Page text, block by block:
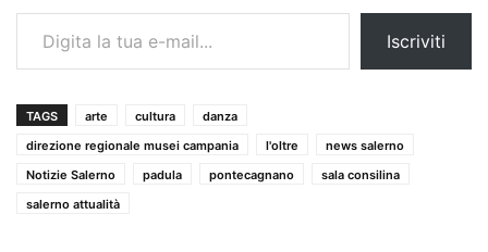
Digita la tua e-mail...
Iscriviti
TAGS arte cultura
danza
direzione regionale musei campania
l'oltre
news salerno
Notizie Salerno
padula pontecagnano
sala consilina
salerno attualità